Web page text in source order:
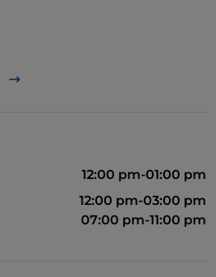
12:00 pm-01:00 pm
12:00 pm-03:00 pm
07:00 pm-11:00 pm